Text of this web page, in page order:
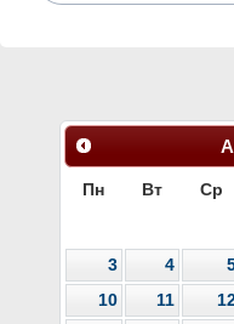
Пн Вт Ср
3
4
10
11